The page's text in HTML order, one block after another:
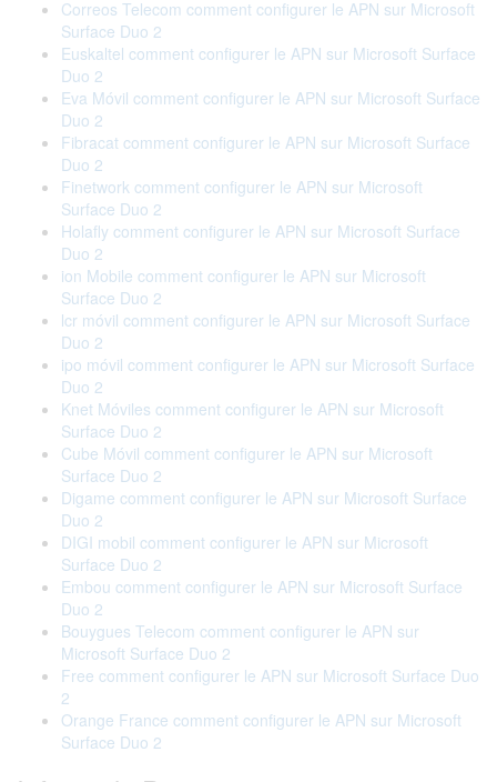
Correos Telecom comment configurer le APN sur Microsoft
Surface Duo 2
Euskaltel comment configurer le APN sur Microsoft Surface
Duo 2
Eva Móvil comment configurer le APN sur Microsoft Surface
Duo 2
Fibracat comment configurer le APN sur Microsoft Surface
Duo 2
Finetwork comment configurer le APN sur Microsoft
Surface Duo 2
Holafly comment configurer le APN sur Microsoft Surface
Duo 2
ion Mobile comment configurer le APN sur Microsoft
Surface Duo 2
lcr móvil comment configurer le APN sur Microsoft Surface
Duo 2
ipo móvil comment configurer le APN sur Microsoft Surface
Duo 2
Knet Móviles comment configurer le APN sur Microsoft
Surface Duo 2
Cube Móvil comment configurer le APN sur Microsoft
Surface Duo 2
Digame comment configurer le APN sur Microsoft Surface
Duo 2
DIGI mobil comment configurer le APN sur Microsoft
Surface Duo 2
Embou comment configurer le APN sur Microsoft Surface
Duo 2
Bouygues Telecom comment configurer le APN sur
Microsoft Surface Duo 2
Free comment configurer le APN sur Microsoft Surface Duo
2
Orange France comment configurer le APN sur Microsoft
Surface Duo 2